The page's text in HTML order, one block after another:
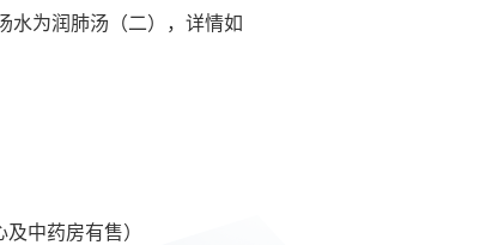
水为润肺汤（二），详情如
中药房有售）